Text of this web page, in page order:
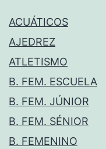
ACUÁTICOS
AJEDREZ
ATLETISMO
B. FEM. ESCUELA
B. FEM. JÚNIOR
B. FEM. SÉNIOR
B. FEMENINO